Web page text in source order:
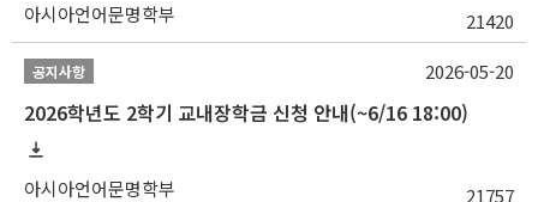
아시아언어문명학부 21420
공지사항
2026학년도 2학기 교내장학금 신청 안내(~6/16 18:00)
아시아언어문명학부 21757
2026-05-20